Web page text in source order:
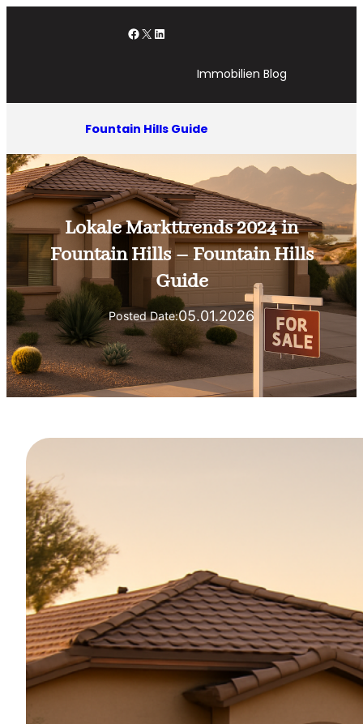
Facebook X LinkedIn
Immobilien Blog
Fountain Hills Guide
Lokale Markttrends 2024 in
Fountain Hills – Fountain Hills
Guide
Posted Date:05.01.2026